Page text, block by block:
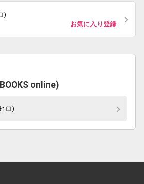
)
お気に入り登録
online)
ロ)